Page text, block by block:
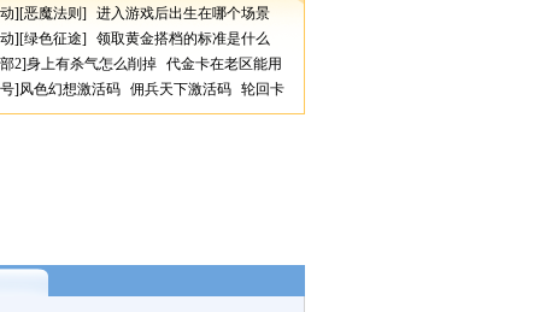
诛仙世界 仙剑世界
][恶魔法则 ] 进入游戏后出生在哪个场景
][绿色征途] 领取黄金搭档的标准是什么
2]身上有杀气怎么削掉 代金卡在老区能用
]风色幻想激活码 佣兵天下激活码 轮回卡